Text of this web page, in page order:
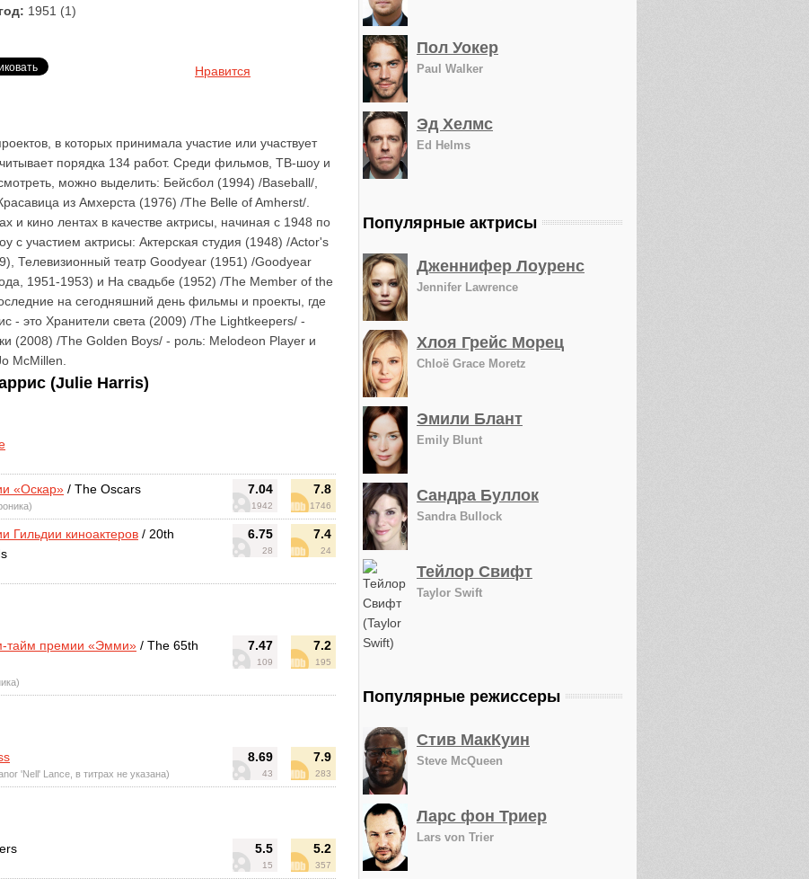
1951 (1)
Нравится
в которых принимала участие или участвует
порядка 134 работ. Среди фильмов, ТВ-шоу и
можно выделить: Бейсбол (1994) /Baseball/,
из Амхерста (1976) /The Belle of Amherst/.
и кино лентах в качестве актрисы, начиная с 1948 по
участием актрисы: Актерская студия (1948) /Actor's
Телевизионный театр Goodyear (1951) /Goodyear
1951-1953) и На свадьбе (1952) /The Member of the
на сегодняшний день фильмы и проекты, где
- это Хранители света (2009) /The Lightkeepers/ -
(2008) /The Golden Boys/ - роль: Melodeon Player и
McMillen.
(Julie Harris)
7.04
1942
7.8
1746
«Оскар» / The Oscars
6.75
28
7.4
24
Гильдии киноактеров / 20th
7.47
109
7.2
195
тайм премии «Эмми» / The 65th
8.69
43
7.9
283
'Nell' Lance, в титрах не указана)
5.5
15
5.2
357
Пол Уокер
Paul Walker
Эд Хелмс
Ed Helms
Популярные актрисы
Дженнифер Лоуренс
Jennifer Lawrence
Хлоя Грейс Морец
Chloë Grace Moretz
Эмили Блант
Emily Blunt
Сандра Буллок
Sandra Bullock
Тейлор Свифт
Taylor Swift
Популярные режиссеры
Стив МакКуин
Steve McQueen
Ларс фон Триер
Lars von Trier